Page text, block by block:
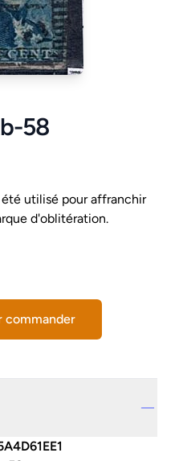
58
utilisé pour affranchir
d'oblitération.
commander